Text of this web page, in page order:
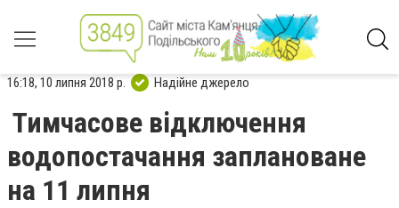
16:18, 10 липня 2018 р. Надійне джерело
Тимчасове відключення
водопостачання заплановане
на 11 липня